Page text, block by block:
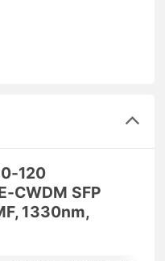
120
CWDM SFP
1330nm,